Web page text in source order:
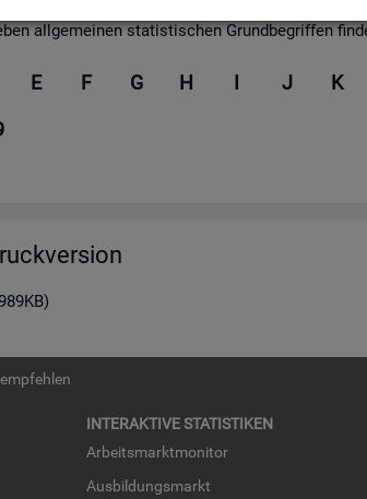
BA ent­hält Er­läu­te­run­gen zu allen
all­ge­mei­nen sta­tis­ti­schen Grund­be­grif­fen
E F G H I J K
empfehlen
IN­TER­AK­TI­VE STA­TIS­TI­KEN
Ar­beits­markt­mo­ni­tor
Aus­bil­dungs­markt